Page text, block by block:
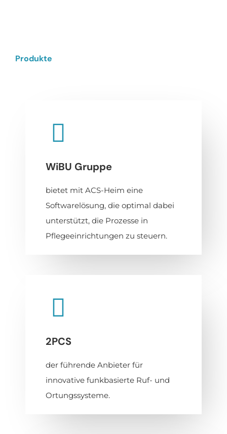
Produkte
WiBU Gruppe
bietet mit ACS-Heim eine
Softwarelösung, die optimal dabei
unterstützt, die Prozesse in
Pflegeeinrichtungen zu steuern.
2PCS
der führende Anbieter für
innovative funkbasierte Ruf- und
Ortungssysteme.